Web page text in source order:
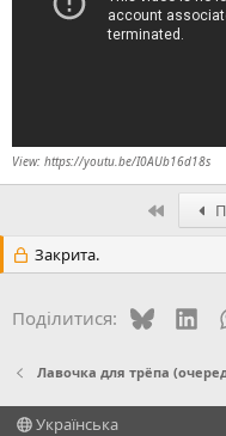
View: https://youtu.be/I0AUb16d18s
Закрита.
Поділитися: Bluesky
Лавочка для трёпа
Українська